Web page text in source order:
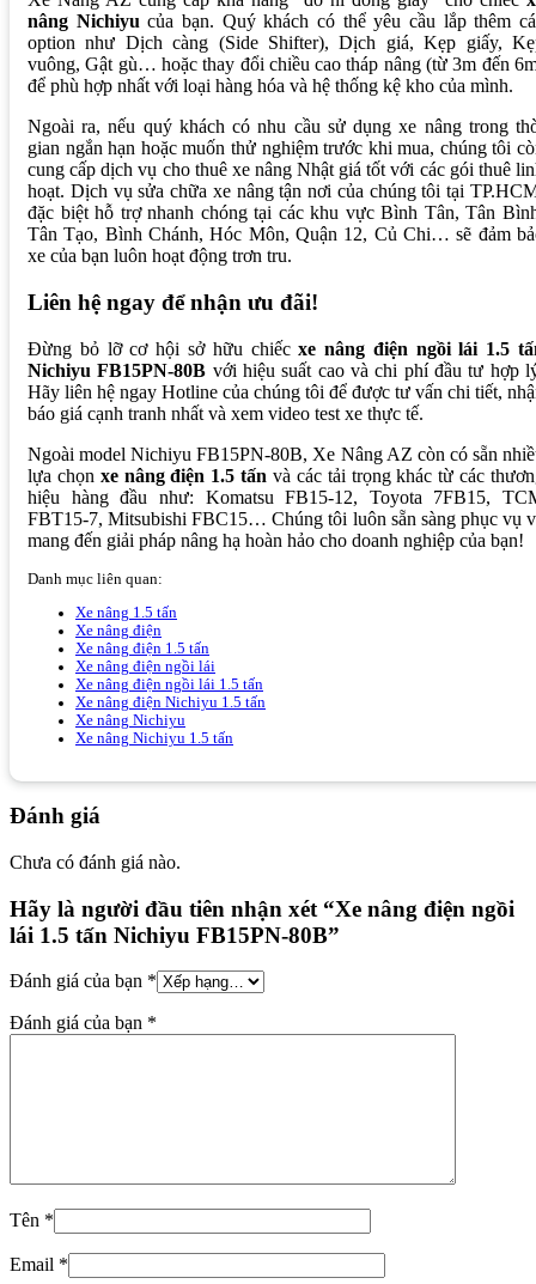
nâng Nichiyucủa bạn. Quý khách có thể yêu cầu lắp thêm
option như Dịch càng (Side Shifter), Dịch giá, Kẹp giấy,
vuông, Gật gù… hoặc thay đổi chiều cao tháp nâng (từ 3m đến
để phù hợp nhất với loại hàng hóa và hệ thống kệ kho của mình.
Ngoài ra, nếu quý khách có nhu cầu sử dụng xe nâng trong
gian ngắn hạn hoặc muốn thử nghiệm trước khi mua, chúng tôi
cung cấp dịch vụ cho thuê xe nâng Nhật giá tốt với các gói thuê
hoạt. Dịch vụ sửa chữa xe nâng tận nơi của chúng tôi tại
đặc biệt hỗ trợ nhanh chóng tại các khu vực Bình Tân, Tân
Tân Tạo, Bình Chánh, Hóc Môn, Quận 12, Củ Chi… sẽ đảm
xe của bạn luôn hoạt động trơn tru.
Liên hệ ngay để nhận ưu đãi!
Đừng bỏ lỡ cơ hội sở hữu chiếcxe nâng điện ngồi lái 1.5
Nichiyu FB15PN-80B với hiệu suất cao và chi phí đầu tư hợp
Hãy liên hệ ngay Hotline của chúng tôi để được tư vấn chi tiết,
báo giá cạnh tranh nhất và xem video test xe thực tế.
Ngoài model Nichiyu FB15PN-80B, Xe Nâng AZ còn có sẵn
lựa chọn xe nâng điện 1.5 tấn và các tải trọng khác từ các
hiệu hàng đầu như: Komatsu FB15-12, Toyota 7FB15,
FBT15-7, Mitsubishi FBC15… Chúng tôi luôn sẵn sàng phục vụ
mang đến giải pháp nâng hạ hoàn hảo cho doanh nghiệp của bạn!
Danh mục liên quan:
Xe nâng 1.5 tấn
Xe nâng điện
Xe nâng điện 1.5 tấn
Xe nâng điện ngồi lái
Xe nâng điện ngồi lái 1.5 tấn
Xe nâng điện Nichiyu 1.5 tấn
Xe nâng Nichiyu
Xe nâng Nichiyu 1.5 tấn
Đánh giá
Chưa có đánh giá nào.
Hãy là người đầu tiên nhận xét “Xe nâng điện ngồi
lái 1.5 tấn Nichiyu FB15PN-80B”
Đánh giá của bạn *
Đánh giá của bạn *
Tên *
Email *